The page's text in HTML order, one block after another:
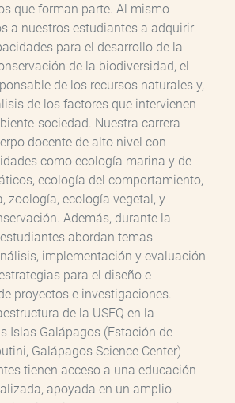
que forman parte. Al mismo
a nuestros estudiantes a adquirir
para el desarrollo de la
de la biodiversidad, el
de los recursos naturales y,
de los factores que intervienen
sociedad. Nuestra carrera
docente de alto nivel con
como ecología marina y de
ecología del comportamiento,
zoología, ecología vegetal, y
Además, durante la
abordan temas
implementación y evaluación
para el diseño e
proyectos e investigaciones.
de la USFQ en la
Islas Galápagos (Estación de
Galápagos Science Center)
tienen acceso a una educación
apoyada en un amplio